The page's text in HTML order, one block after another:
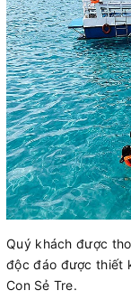
Quý khách được
độc đáo được thiết
Con Sẻ Tre.